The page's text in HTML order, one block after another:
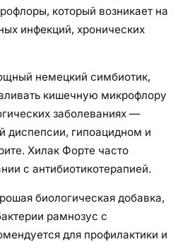
который возникает на
инфекций, хронических
немецкий симбиотик,
кишечную микрофлору
заболеваниях —
диспепсии, гипоацидном и
Хилак Форте часто
с антибиотикотерапией.
биологическая добавка,
рамнозус с
для профилактики и